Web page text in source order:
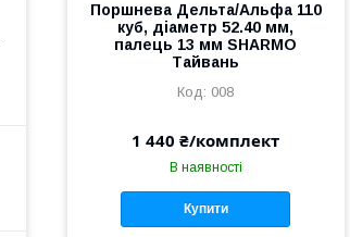
Поршнева Дельта/Альфа 110
куб, діаметр 52.40 мм,
палець 13 мм SHARMO
Тайвань
008
1 440 ₴/комплект
В наявності
Купити